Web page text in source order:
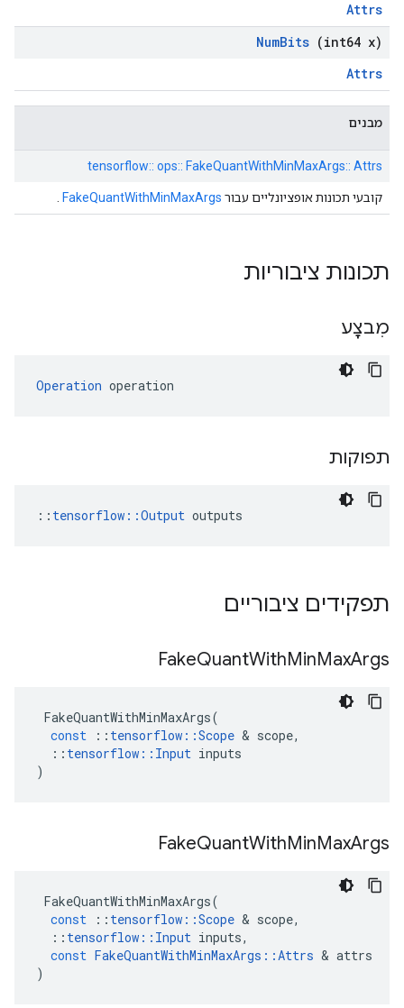
Attrs
NumBits (int64 x)
Attrs
מבנים
tensorflow:: ops:: FakeQuantWithMinMaxArgs:: Attrs
קובעי תכונות אופציונליים עבור FakeQuantWithMinMaxArgs
תכונות ציבוריות
מִבצָע
Operation operation
תפוקות
:: tensorflow::Output outputs
תפקידים ציבוריים
FakeQuantWithMinMaxArgs
FakeQuantWithMinMaxArgs(
const
:: tensorflow ::Scope & scope,
:: tensorflow :: Input inputs
)
FakeQuantWithMinMaxArgs
FakeQuantWithMinMaxArgs(
const
:: tensorflow ::Scope & scope,
:: tensorflow :: Input inputs,
const FakeQuantWithMinMaxArgs ::Attrs & attrs
)